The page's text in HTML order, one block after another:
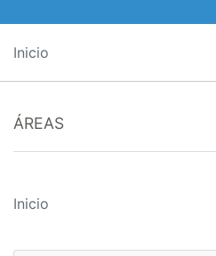
Inicio
ÁREAS
Inicio